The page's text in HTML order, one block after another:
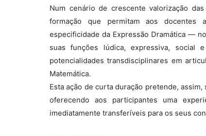
Num cenário de crescente valorização
formação que permitam aos docentes
especificidade da Expressão Dramática —
suas funções lúdica, expressiva,
potencialidades transdisciplinares em
Matemática.
Esta ação de curta duração pretende,
oferecendo aos participantes uma
imediatamente transferíveis para os seus